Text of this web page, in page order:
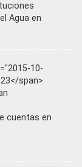
Agua en
10-
span>
cuentas en